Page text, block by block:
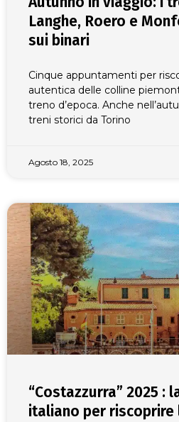
Langhe, Roero e
sui binari
Cinque appuntamenti per
autentica delle colline
treno d’epoca. Anche
treni storici da Torino
Agosto 18, 2025
“Costazzurra” 2025 :
italiano per riscoprire